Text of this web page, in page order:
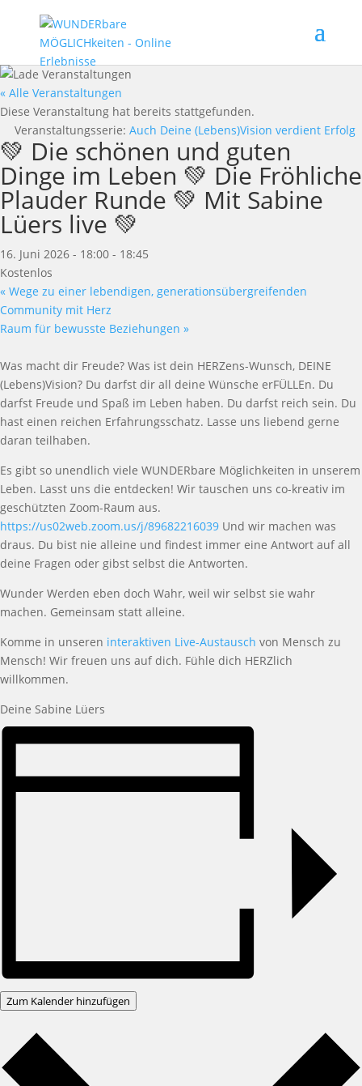
« Alle Veranstaltungen
Diese Veranstaltung hat bereits stattgefunden.
Veranstaltungsserie: Auch Deine (Lebens)Vision verdient Erfolg
💚 Die schönen und guten
Dinge im Leben 💚 Die Fröhliche
Plauder Runde 💚 Mit Sabine
Lüers live 💚
16. Juni 2026 - 18:00 - 18:45
Kostenlos
« Wege zu einer lebendigen, generationsübergreifenden
Community mit Herz
Raum für bewusste Beziehungen »
Was macht dir Freude? Was ist dein HERZens-Wunsch, DEINE
(Lebens)Vision? Du darfst dir all deine Wünsche erFÜLLEn. Du
darfst Freude und Spaß im Leben haben. Du darfst reich sein. Du
hast einen reichen Erfahrungsschatz. Lasse uns liebend gerne
daran teilhaben.
Es gibt so unendlich viele WUNDERbare Möglichkeiten in unserem
Leben. Lasst uns die entdecken! Wir tauschen uns co-kreativ im
geschützten Zoom-Raum aus.
https://us02web.zoom.us/j/89682216039 Und wir machen was
draus. Du bist nie alleine und findest immer eine Antwort auf all
deine Fragen oder gibst selbst die Antworten.
Wunder Werden eben doch Wahr, weil wir selbst sie wahr
machen. Gemeinsam statt alleine.
Komme in unseren interaktiven Live-Austausch von Mensch zu
Mensch! Wir freuen uns auf dich. Fühle dich HERZlich
willkommen.
Deine Sabine Lüers
Zum Kalender hinzufügen